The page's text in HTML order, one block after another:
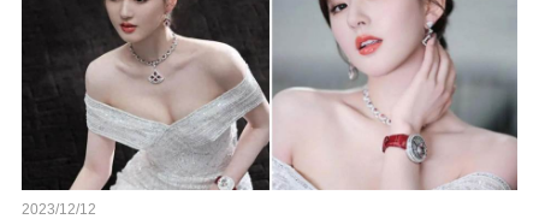
2023/12/12